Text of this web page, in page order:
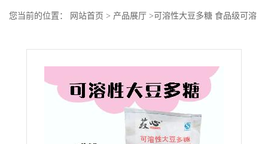
您当前的位置： 网站首页 > 产品展厅 > 可溶性大豆多糖 食品级可溶